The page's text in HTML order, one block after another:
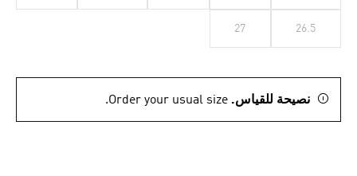
26.5
27
نصيحة للقياس. Order your usual size.